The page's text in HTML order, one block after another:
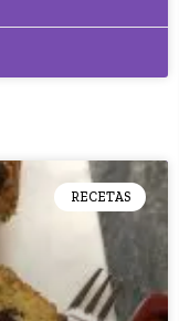
RECETAS